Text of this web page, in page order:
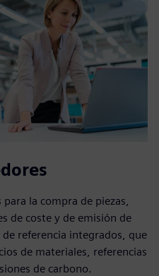
la compra de piezas,
de coste y de emisión de
referencia integrados, que
de materiales, referencias
de carbono.